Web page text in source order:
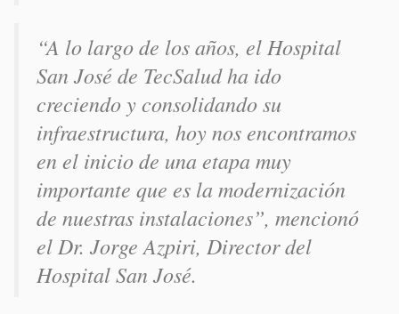
“A lo largo de los años, el Hospital
San José de TecSalud ha ido
creciendo y consolidando su
infraestructura, hoy nos encontramos
en el inicio de una etapa muy
importante que es la modernización
de nuestras instalaciones”, mencionó
el Dr. Jorge Azpiri, Director del
Hospital San José.